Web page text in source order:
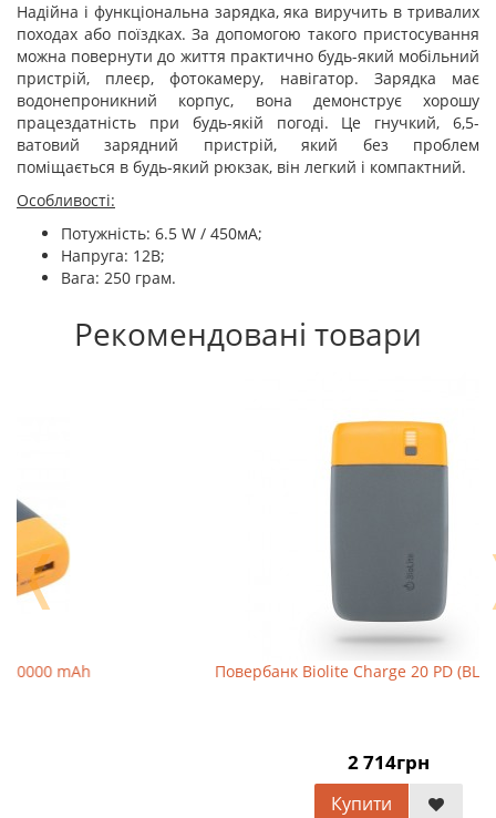
Надійна і функціональна зарядка, яка виручить в тривалих
походах або поїздках. За допомогою такого пристосування
можна повернути до життя практично будь-який мобільний
пристрій, плеєр, фотокамеру, навігатор. Зарядка має
водонепроникний корпус, вона демонструє хорошу
працездатність при будь-якій погоді. Це гнучкий, 6,5-
ватовий зарядний пристрій, який без проблем
поміщається в будь-який рюкзак, він легкий і компактний.
Особливості:
Потужність: 6.5 W / 450мА;
Напруга: 12В;
Вага: 250 грам.
Рекомендовані товари
Повербанк Biolite Charge 20 PD (BLT CBA0100)
❬